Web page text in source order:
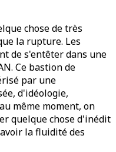
chose de très
la rupture. Les
de s'entêter dans une
Ce bastion de
par une
d'idéologie,
même moment, on
quelque chose d'inédit
la fluidité des